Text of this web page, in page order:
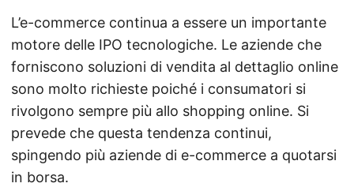
L’e-commerce continua a essere un importante
motore delle IPO tecnologiche. Le aziende che
forniscono soluzioni di vendita al dettaglio online
sono molto richieste poiché i consumatori si
rivolgono sempre più allo shopping online. Si
prevede che questa tendenza continui,
spingendo più aziende di e-commerce a quotarsi
in borsa.